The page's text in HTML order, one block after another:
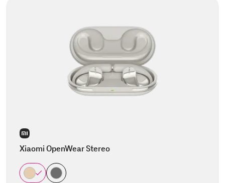
Xiaomi OpenWear Stereo